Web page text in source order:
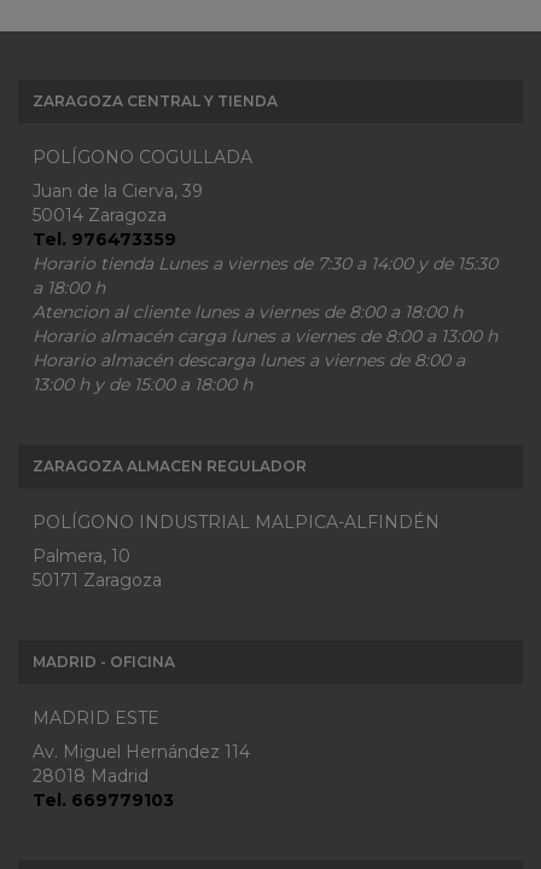
ZARAGOZA CENTRAL Y TIENDA
POLÍGONO COGULLADA
Juan de la Cierva, 39
50014 Zaragoza
Tel. 976473359
Horario tienda Lunes a viernes de 7:30 a 14:00 y de 15:30
a 18:00 h
Atencion al cliente lunes a viernes de 8:00 a 18:00 h
Horario almacén carga lunes a viernes de 8:00 a 13:00 h
Horario almacén descarga lunes a viernes de 8:00 a
13:00 h y de 15:00 a 18:00 h
ZARAGOZA ALMACEN REGULADOR
POLÍGONO INDUSTRIAL MALPICA-ALFINDÉN
Palmera, 10
50171 Zaragoza
MADRID - OFICINA
MADRID ESTE
Av. Miguel Hernández 114
28018 Madrid
Tel. 669779103